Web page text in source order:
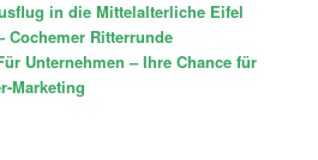
in die Mittelalterliche Eifel
Cochemer Ritterrunde
Unternehmen – Ihre Chance für
Marketing